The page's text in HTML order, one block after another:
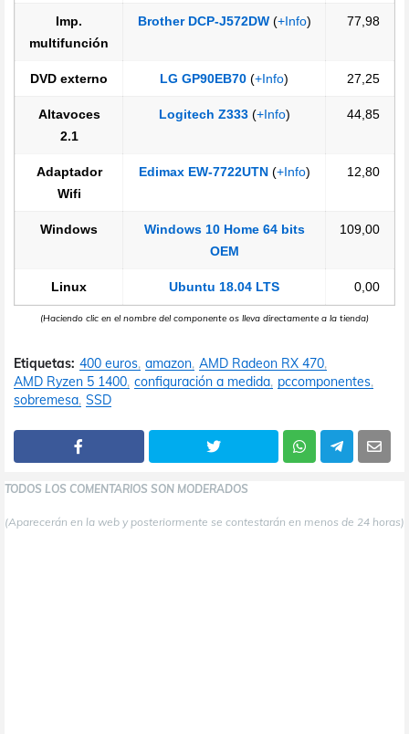
Imp.
multifunción
Brother DCP-J572DW(+Info) 77,98
DVD externo LG GP90EB70 (+Info) 27,25
Altavoces
2.1
Logitech Z333(+Info) 44,85
Adaptador
Wifi
Edimax EW-7722UTN(+Info) 12,80
Windows
Windows 10 Home 64 bits
OEM
109,00
Linux Ubuntu 18.04 LTS 0,00
(Haciendo clic en el nombre del componente os lleva directamente a la tienda)
Etiquetas: 400 euros amazon AMD Radeon RX 470
AMD Ryzen 5 1400 configuración a medida pccomponentes
sobremesa SSD
TODOS LOS COMENTARIOS SON MODERADOS
(Aparecerán en la web y posteriormente se contestarán en menos de 24 horas)